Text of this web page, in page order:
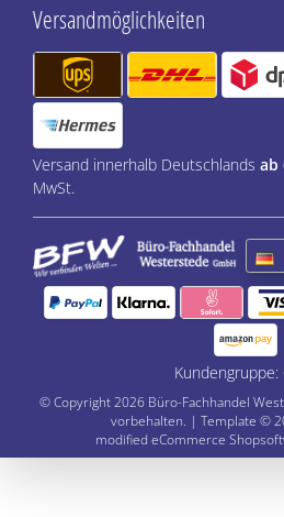
Versandmöglichkeiten
Versand innerhalb Deutschlands ab
MwSt.
Kundengruppe:
© Copyright 2026 Büro-Fachhandel
vorbehalten. | Template ©
modified eCommerce